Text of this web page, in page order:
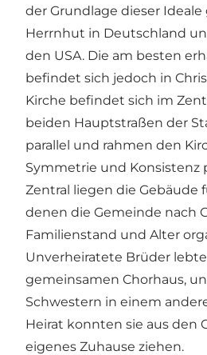
der Grundlage dieser
Herrnhut in Deutschland
den USA. Die am besten
befindet sich jedoch in
Kirche befindet sich im
beiden Hauptstraßen der
parallel und rahmen den
Symmetrie und Konsistenz
Zentral liegen die Gebäude
denen die Gemeinde nach
Familienstand und Alter
Unverheiratete Brüder
gemeinsamen Chorhaus,
Schwestern in einem
Heirat konnten sie aus den
eigenes Zuhause ziehen.